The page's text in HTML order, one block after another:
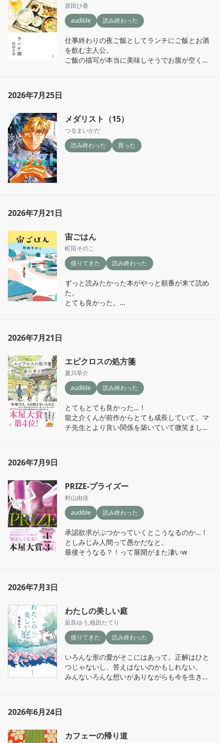
原田ひ香
audible
読み終わった
仕事終わりの夜ご飯としてランチにご飯とお酒
を飲む主人公。
ご飯の描写が本当に美味しそうでお腹が空くw
2026年7月25日
メダリスト（15）
つるまいかだ
読み終わった
買った
2026年7月21日
宙ごはん
町田そのこ
借りてきた
読み終わった
ずっと読みたかった本がやっと順番が来て読め
た。
とても良かった。
料理はあるのだろうな。
みんながそれぞれの場所で幸せでいれますよう
に…！
2026年7月21日
エピクロスの処方箋
夏川草介
audible
読み終わった
とてもとても良かった…！
龍之介くんが前作からとても成長していて、マ
チ先生とより良い関係を築いていて微笑ましく
れると安心してその時を迎えられるよなぁと思
いながら読了。
2026年7月9日
PRIZE-プライズー
村山由佳
audible
読み終わった
承認欲求がぶつかっていくとこうなるのか…！
としみじみ人間って愚かだなと。
最後そうなる？！って展開がまた凄いw
2026年7月3日
わたしの美しい庭
凪良ゆう,植田たてり
借りてきた
読み終わった
いろんな形の愛がそこにはあって。正解はひと
つじゃないし、答えはないのかもしれない。
みんないろんな想いがありながらも今を生きて
2026年6月24日
カフェーの帰り道